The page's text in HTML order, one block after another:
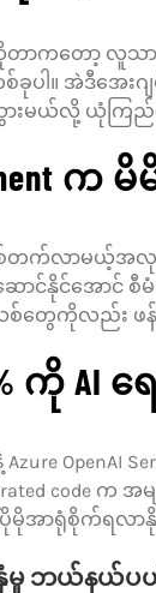
ဆိုတာကတော့ လူ
ခုပါ။ အဲဒီအေ
းမယ်လို့ ယုံကြည်
တက်လာမယ့်အ
ောင်နိုင်အောင်
တွေကိုလည်း ဖန်တီ
ကို AI
နဲ့ Azure
code က
ပိုမိုအာရုံစိုက်ရလာ
ပ်နှံမှု ဘယ်နယ်